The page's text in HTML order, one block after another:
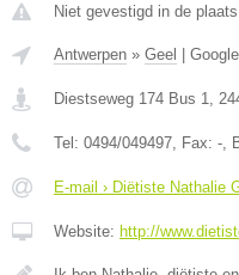
Niet gevestigd in de
Antwerpen » Geel |
Diestseweg 174 Bus 1
Tel: 0494/049497 , Fax: - ,
E-mail › Diëtiste Nathalie
Website: http://